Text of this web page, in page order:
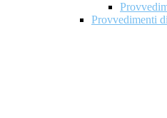
Provvedimenti